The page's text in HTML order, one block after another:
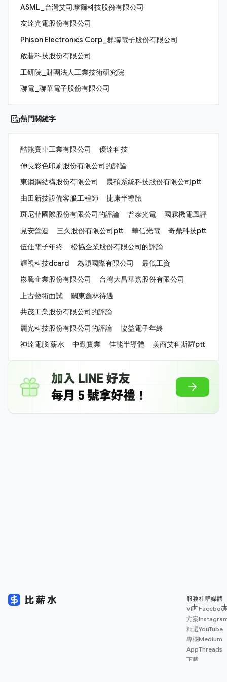
ASML_台灣艾司摩爾科技股份有限公司
友達光電股份有限公司
Phison Electronics Corp_群聯電子股份有限公司
啟碁科技股份有限公司
工研院_財團法人工業技術研究院
聯電_聯華電子股份有限公司
熱門關鍵字
酷熊賽車工業有限公司
優達科技
伸長彩色印刷股份有限公司的評論
東鋼鋼結構股份有限公司
晨碩系統科技股份有限公司ptt
由田新技設備客服工程師
捷康半導體
斑尼菲國際股份有限公司的評論
普泰光電
國霖機電風評
見安營造
三久股份有限公司ptt 華信光電
奇鼎科技ptt
伍仕電子年終
松協企業股份有限公司的評論
輝視科技dcard
為穎國際有限公司
最低工資
崧騰企業股份有限公司
台灣大昌華嘉股份有限公司
上古藝術面試
關東鑫林待遇
共茂工業股份有限公司的評論
麗光科技股份有限公司的評論
協益電子年終
神達電腦 薪水
中勤實業 佳能半導體 美商艾科斯羅ptt
服務
VIP
方案
精選
專欄
App
下載
社群媒體
YouTube
Medium
Threads